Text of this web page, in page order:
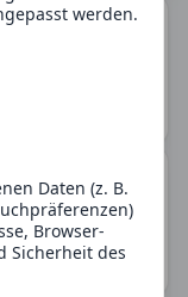
echte Kontakte
neue
steht der
oder
spielen bei
ein Profil,
Foto.
werden, die
werden.
Daten (z. B.
Browser-
Sicherheit des